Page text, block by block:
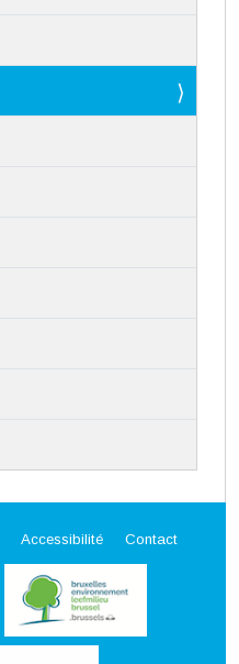
Accessibilité Contact